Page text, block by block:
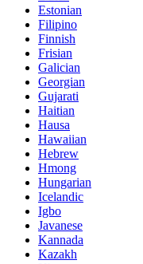
Estonian
Filipino
Finnish
Frisian
Galician
Georgian
Gujarati
Haitian
Hausa
Hawaiian
Hebrew
Hmong
Hungarian
Icelandic
Igbo
Javanese
Kannada
Kazakh